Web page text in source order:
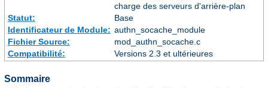
charge des serveurs d'arrière-plan
Statut:
Base
Identificateur de Module: authn_socache_module
Fichier Source:
mod_authn_socache.c
Compatibilité:
Versions 2.3 et ultérieures
Sommaire